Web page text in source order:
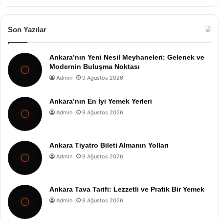
Son Yazılar
Ankara’nın Yeni Nesil Meyhaneleri: Gelenek ve
Modernin Buluşma Noktası
Admin 9 Ağustos 2026
Ankara’nın En İyi Yemek Yerleri
Admin 9 Ağustos 2026
Ankara Tiyatro Bileti Almanın Yolları
Admin 9 Ağustos 2026
Ankara Tava Tarifi: Lezzetli ve Pratik Bir Yemek
Admin 8 Ağustos 2026